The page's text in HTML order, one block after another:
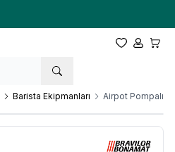
Favorilerim
Hesabım
Barista Ekipmanları Airpot Pompalı